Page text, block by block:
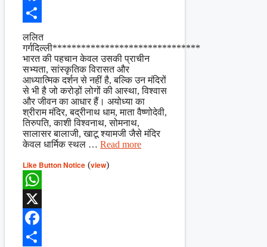
Facebook
Share
ललित
गर्गदिल्ली*******************************
भारत की पहचान केवल उसकी प्राचीन
सभ्यता, सांस्कृतिक विरासत और
आध्यात्मिक दर्शन से नहीं है, बल्कि उन मंदिरों
से भी है जो करोड़ों लोगों की आस्था, विश्वास
और जीवन का आधार हैं। अयोध्या का
श्रीराम मंदिर, बद्रीनाथ धाम, माता वैष्णोदेवी,
तिरुपति, काशी विश्वनाथ, सोमनाथ,
सालासर बालाजी, खाटू श्यामजी जैसे मंदिर
केवल धार्मिक स्थल … Read more
Like Button Notice (view)
WhatsApp
X
Facebook